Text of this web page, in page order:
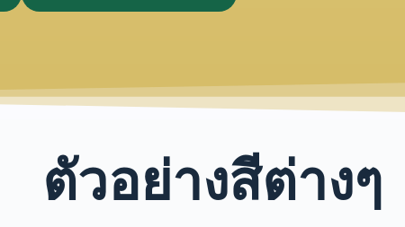
ตัวอย่างสีต่างๆ